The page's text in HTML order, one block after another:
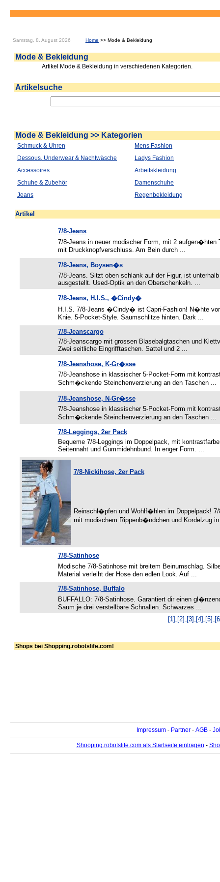
Samstag, 8. August 2026 Home >> Mode & Bekleidung
Mode & Bekleidung
Artikel Mode & Bekleidung in verschiedenen Kategorien.
Artikelsuche
Mode & Bekleidung >> Kategorien
Schmuck & Uhren
Mens Fashion
Dessous, Underwear & Nachtwäsche
Ladys Fashion
Accessoires
Arbeitskleidung
Schuhe & Zubehör
Damenschuhe
Jeans
Regenbekleidung
Artikel
7/8-Jeans
7/8-Jeans in neuer modischer Form, mit 2 aufgen�hten
mit Druckknopfverschluss. Am Bein durch ...
7/8-Jeans, Boysen�s
7/8-Jeans. Sitzt oben schlank auf der Figur, ist
ausgestellt. Used-Optik an den Oberschenkeln. ...
7/8-Jeans, H.I.S., �Cindy�
H.I.S. 7/8-Jeans �Cindy� ist Capri-Fashion! N�hte
Knie. 5-Pocket-Style. Saumschlitze hinten. Dark ...
7/8-Jeanscargo
7/8-Jeanscargo mit grossen Blasebalgtaschen und
Zwei seitliche Eingrifftaschen. Sattel und 2 ...
7/8-Jeanshose, K-Gr�sse
7/8-Jeanshose in klassischer 5-Pocket-Form mit
Schm�ckende Steinchenverzierung an den Taschen ...
7/8-Jeanshose, N-Gr�sse
7/8-Jeanshose in klassischer 5-Pocket-Form mit
Schm�ckende Steinchenverzierung an den Taschen ...
7/8-Leggings, 2er Pack
Bequeme 7/8-Leggings im Doppelpack, mit
Seitennaht und Gummidehnbund. In enger Form. ...
7/8-Nickihose, 2er Pack
Reinschl�pfen und Wohlf�hlen im Doppelpack!
mit modischem Rippenb�ndchen und Kordelzug
7/8-Satinhose
Modische 7/8-Satinhose mit breitem Beinumschlag.
Material verleiht der Hose den edlen Look. Auf ...
7/8-Satinhose, Buffalo
BUFFALLO: 7/8-Satinhose. Garantiert dir einen
Saum je drei verstellbare Schnallen. Schwarzes ...
[1] [2] [3] [4] [5]
Shops bei Shopping.robotslife.com!
Impressum - Partner - AGB -
Shooping.robotslife.com als Startseite eintragen -